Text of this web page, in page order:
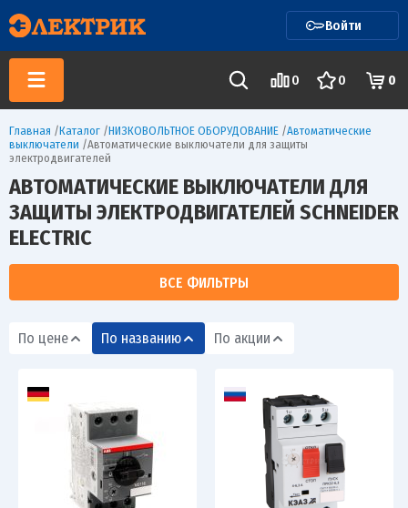
Войти
0 0 0
Главная /Каталог /НИЗКОВОЛЬТНОЕ ОБОРУДОВАНИЕ /Автоматические
выключатели /Автоматические выключатели для защиты
электродвигателей
АВТОМАТИЧЕСКИЕ ВЫКЛЮЧАТЕЛИ ДЛЯ
ЗАЩИТЫ ЭЛЕКТРОДВИГАТЕЛЕЙ SCHNEIDER
ELECTRIC
ВСЕ ФИЛЬТРЫ
По цене По названию По акции